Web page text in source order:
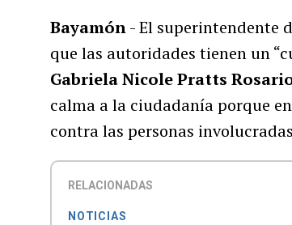
Bayamón- El superintendente
que las autoridades tienen un
Gabriela Nicole Pratts
calma a la ciudadanía porque
contra las personas
RELACIONADAS
NOTICIAS